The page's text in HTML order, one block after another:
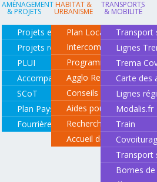
AMÉNAGEMENT
& PROJETS
Projets en cours
Projets réalisés
PLUI
Accompagnement de projets
SCoT
Plan Paysage
Fourrière animale
HABITAT &
URBANISME
Plan Local d'Urbanisme
Intercommunal
Programme local de
Agglo Renov
Conseils pour rénover
Aides pour rénover
Recherche d'un
Accueil des gens du
TRANSPORTS
& MOBILITÉ
Transport
Lignes
Trema
Carte des
Lignes
Modalis.fr
Train
Transport
Bornes